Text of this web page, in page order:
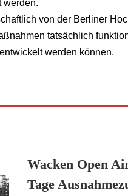
werden.
von der Berliner
tatsächlich
werden können.
Wacken Open
Tage